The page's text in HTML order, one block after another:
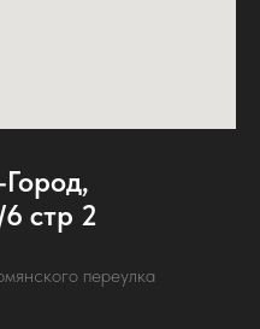
стр 2
переулка